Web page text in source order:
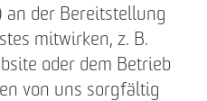
der Bereitstellung
mitwirken, z. B.
oder dem Betrieb
von uns sorgfältig